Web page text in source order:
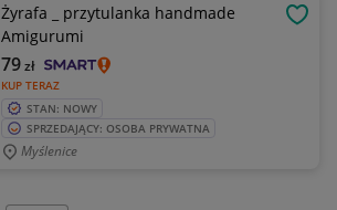
Żyrafa _ przytulanka handmade
Amigurumi
KUP TERAZ
79zł
STAN: NOWY
SPRZEDAJĄCY: OSOBA PRYWATNA
Myślenice